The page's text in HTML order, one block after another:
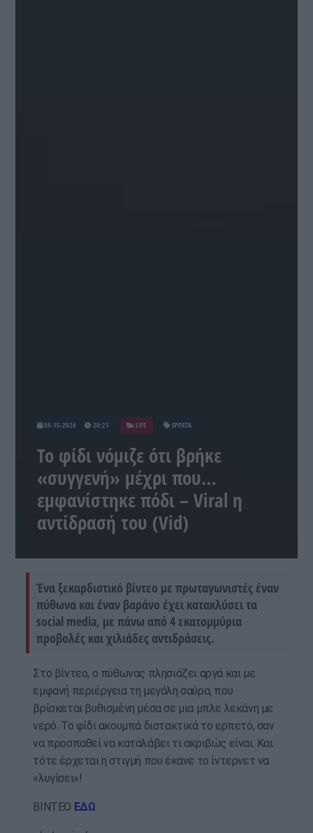
05-15-2026 20:21 LIFE ΕΡΠΕΤΑ
Το φίδι νόμιζε ότι βρήκε
«συγγενή» μέχρι που…
εμφανίστηκε πόδι – Viral η
αντίδρασή του (Vid)
Ένα ξεκαρδιστικό βίντεο με πρωταγωνιστές έναν
πύθωνα και έναν βαράνο έχει κατακλύσει τα
social media, με πάνω από 4 εκατομμύρια
προβολές και χιλιάδες αντιδράσεις.
Στο βίντεο, ο πύθωνας πλησιάζει αργά και με
εμφανή περιέργεια τη μεγάλη σαύρα, που
βρίσκεται βυθισμένη μέσα σε μια μπλε λεκάνη με
νερό. Το φίδι ακουμπά διστακτικά το ερπετό, σαν
να προσπαθεί να καταλάβει τι ακριβώς είναι. Και
τότε έρχεται η στιγμή που έκανε το ίντερνετ να
«λυγίσει»!
ΒΙΝΤΕΟ ΕΔΩ